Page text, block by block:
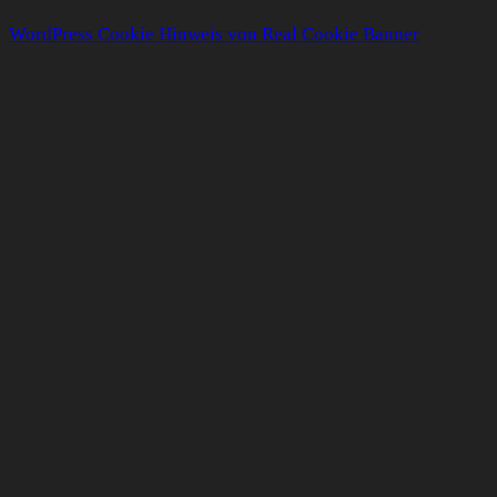
WordPress Cookie Hinweis von Real Cookie Banner